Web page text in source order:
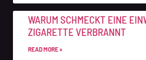
WARUM SCHMECKT EINE
ZIGARETTE VERBRANNT
READ MORE »